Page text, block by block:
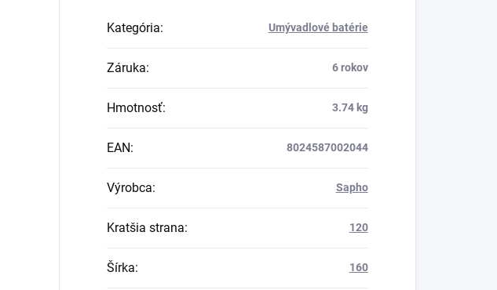
Kategória: Umývadlové batérie
Záruka: 6 rokov
Hmotnosť: 3.74 kg
EAN: 8024587002044
Výrobca: Sapho
Kratšia strana: 120
Šírka: 160